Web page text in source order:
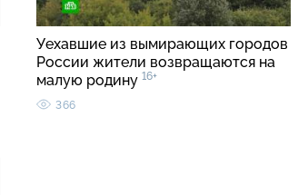
Уехавшие из вымирающих городов
России жители возвращаются на
малую родину 16+
366